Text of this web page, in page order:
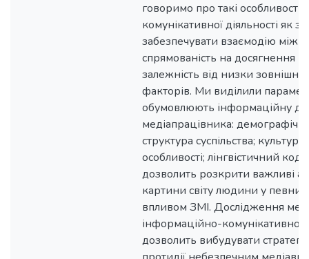
говоримо про такі
комунікативної діяльності як
забезпечувати взаємодію між
спрямованість на досягнення
залежність від низки
факторів. Ми виділили
обумовлюють інформаційну
медіапрацівника:
структура суспільства;
особливості; лінгвістичний код.
дозволить розкрити важливі
картини світу людини у
впливом ЗМІ. Дослідження
інформаційно-комунікативно
дозволить вибудувати стратегії